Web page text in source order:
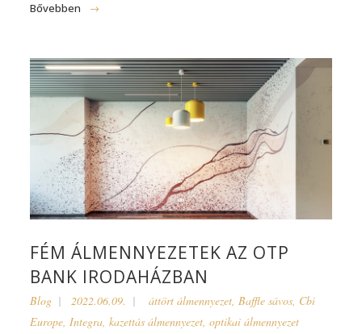
Bővebben
FÉM ÁLMENNYEZETEK AZ OTP
BANK IRODAHÁZBAN
Blog 2022.06.09. áttört álmennyezet,Baffle sávos, Cbi
Europe,Integra,kazettás álmennyezet,optikai álmennyezet